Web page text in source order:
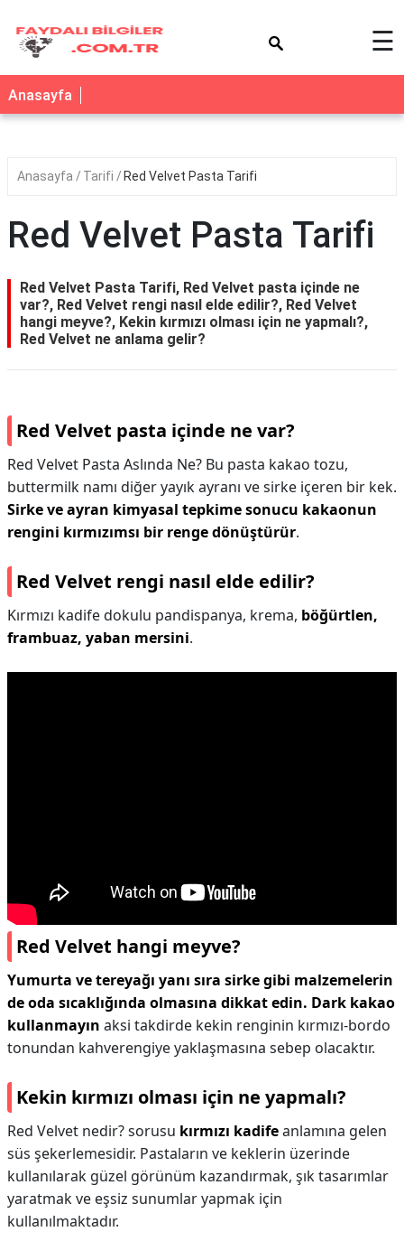
☰
Anasayfa
Anasayfa Tarifi Red Velvet Pasta Tarifi
Red Velvet Pasta Tarifi
Red Velvet Pasta Tarifi, Red Velvet pasta içinde ne
var?, Red Velvet rengi nasıl elde edilir?, Red Velvet
hangi meyve?, Kekin kırmızı olması için ne yapmalı?,
Red Velvet ne anlama gelir?
Red Velvet pasta içinde ne var?
Red Velvet Pasta Aslında Ne? Bu pasta kakao tozu,
buttermilk namı diğer yayık ayranı ve sirke içeren bir kek.
Sirke ve ayran kimyasal tepkime sonucu kakaonun
rengini kırmızımsı bir renge dönüştürür.
Red Velvet rengi nasıl elde edilir?
Kırmızı kadife dokulu pandispanya, krema, böğürtlen,
frambuaz, yaban mersini.
Red Velvet hangi meyve?
Yumurta ve tereyağı yanı sıra sirke gibi malzemelerin
de oda sıcaklığında olmasına dikkat edin. Dark kakao
kullanmayın aksi takdirde kekin renginin kırmızı-bordo
tonundan kahverengiye yaklaşmasına sebep olacaktır.
Kekin kırmızı olması için ne yapmalı?
Red Velvet nedir? sorusu kırmızı kadifeanlamına gelen
süs şekerlemesidir. Pastaların ve keklerin üzerinde
kullanılarak güzel görünüm kazandırmak, şık tasarımlar
yaratmak ve eşsiz sunumlar yapmak için
kullanılmaktadır.